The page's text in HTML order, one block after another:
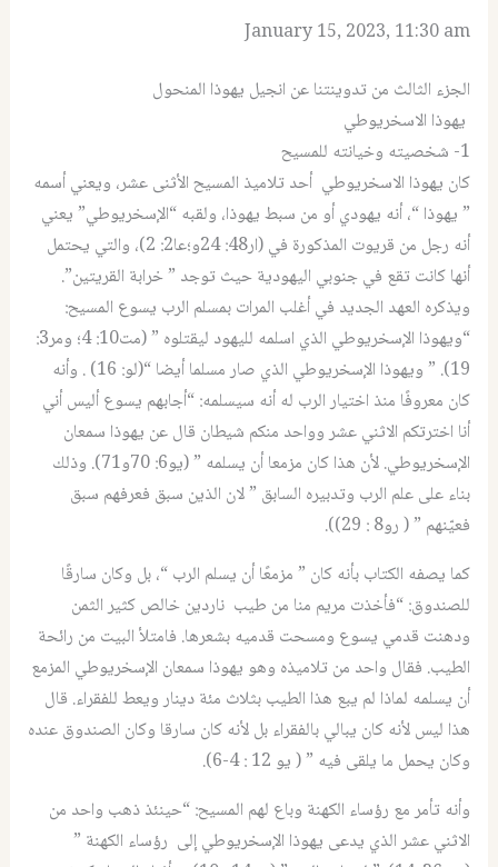
January 15, 2023, 11:30 am
الجزء الثالث من تدوينتنا عن انجيل يهوذا المنحول
يهوذا الاسخريوطي
1- شخصيته وخيانته للمسيح
كان يهوذا الاسخريوطي أحد تلاميذ المسيح الأثنى عشر، ويعني أسمه
” يهوذا “، أنه يهودي أو من سبط يهوذا، ولقبه “الإسخريوطي” يعني
أنه رجل من قريوت المذكورة في (ار48: 24و؛عا2: 2)، والتي يحتمل
أنها كانت تقع في جنوبي اليهودية حيث توجد ” خرابة القريتين”.
ويذكره العهد الجديد في أغلب المرات بمسلم الرب يسوع المسيح:
“ويهوذا الإسخريوطي الذي اسلمه لليهود ليقتلوه ” (مت10: 4؛ ومر3:
19). ” ويهوذا الإسخريوطي الذي صار مسلما أيضا “(لو: 16) . وأنه
كان معروفًا منذ اختيار الرب له أنه سيسلمه: “أجابهم يسوع أليس أني
أنا اخترتكم الاثني عشر وواحد منكم شيطان قال عن يهوذا سمعان
الإسخريوطي. لأن هذا كان مزمعا أن يسلمه ” (يو6: 70و71). وذلك
بناء على علم الرب وتدبيره السابق ” لان الذين سبق فعرفهم سبق
فعيّنهم ” ( رو8 : 29)).
كما يصفه الكتاب بأنه كان ” مزمعًا أن يسلم الرب “، بل وكان سارقًا
للصندوق: “فأخذت مريم منا من طيب ناردين خالص كثير الثمن
ودهنت قدمي يسوع ومسحت قدميه بشعرها. فامتلأ البيت من رائحة
الطيب. فقال واحد من تلاميذه وهو يهوذا سمعان الإسخريوطي المزمع
أن يسلمه لماذا لم يبع هذا الطيب بثلاث مئة دينار ويعط للفقراء. قال
هذا ليس لأنه كان يبالي بالفقراء بل لأنه كان سارقا وكان الصندوق عنده
وكان يحمل ما يلقى فيه ” ( يو 12 : 4-6).
وأنه تأمر مع رؤساء الكهنة وباع لهم المسيح: “حينئذ ذهب واحد من
الاثني عشر الذي يدعى يهوذا الإسخريوطي إلى رؤساء الكهنة ”